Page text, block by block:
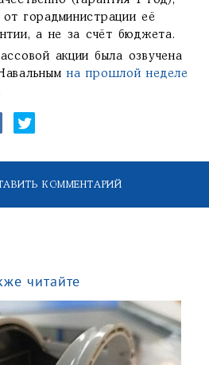
горадминистрации её
а не за счёт бюджета.
акции была озвучена
на прошлой неделе
КОММЕНТАРИЙ
читайте